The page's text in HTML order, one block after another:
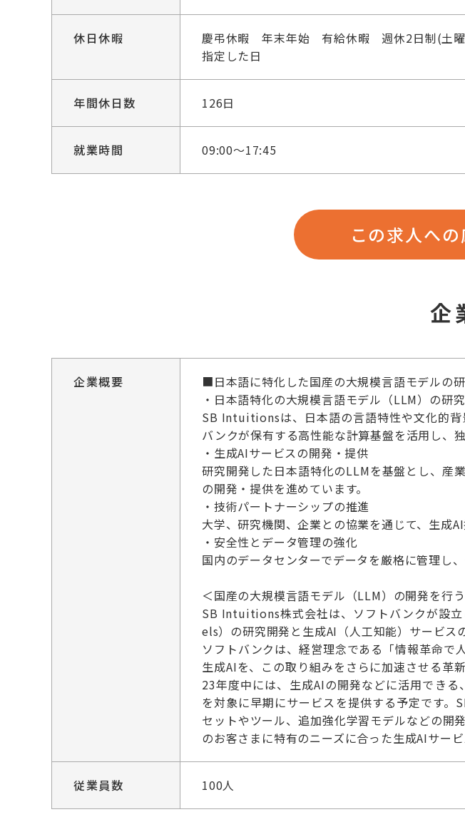
休日休暇
慶弔休暇 年末年始 有給休暇 週休2日制(土曜
指定した日
年間休日数 126日
就業時間 09:00～17:45
この求人へ
企
企業概要
■日本語に特化した国産の大規模言語モデルの
・日本語特化の大規模言語モデル（LLM）の研
SB Intuitionsは、日本語の言語特性や文化的背
バンクが保有する高性能な計算基盤を活用し、
・生成AIサービスの開発・提供
研究開発した日本語特化のLLMを基盤とし、産
の開発・提供を進めています。
・技術パートナーシップの推進
大学、研究機関、企業との協業を通じて、生成
・安全性とデータ管理の強化
国内のデータセンターでデータを厳格に管理し
＜国産の大規模言語モデル（LLM）の開発を
SB Intuitions株式会社は、ソフトバンクが設
els）の研究開発と生成AI（人工知能）サービス
ソフトバンクは、経営理念である「情報革命で
生成AIを、この取り組みをさらに加速させる革
23年度中には、生成AIの開発などに活用でき
を対象に早期にサービスを提供する予定です
セットやツール、追加強化学習モデルなどの開
のお客さまに特有のニーズに合った生成AIサー
従業員数 100人